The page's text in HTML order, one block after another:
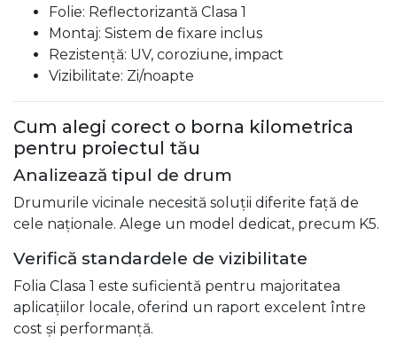
Folie: Reflectorizantă Clasa 1
Montaj: Sistem de fixare inclus
Rezistență: UV, coroziune, impact
Vizibilitate: Zi/noapte
Cum alegi corect o borna kilometrica
pentru proiectul tău
Analizează tipul de drum
Drumurile vicinale necesită soluții diferite față de
cele naționale. Alege un model dedicat, precum K5.
Verifică standardele de vizibilitate
Folia Clasa 1 este suficientă pentru majoritatea
aplicațiilor locale, oferind un raport excelent între
cost și performanță.